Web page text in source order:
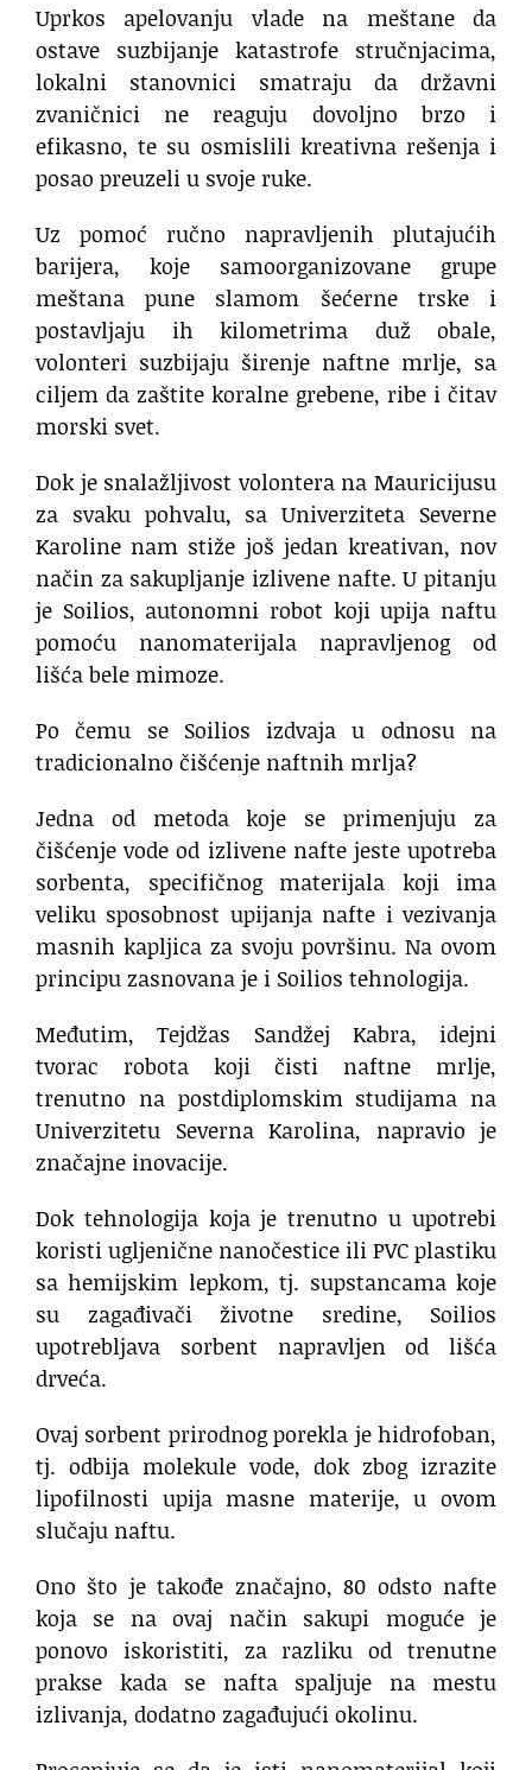
Uprkos apelovanju vlade na meštane da
ostave suzbijanje katastrofe stručnjacima,
lokalni stanovnici smatraju da državni
zvaničnici ne reaguju dovoljno brzo i
efikasno, te su osmislili kreativna rešenja i
posao preuzeli u svoje ruke.
Uz pomoć ručno napravljenih plutajućih
barijera, koje samoorganizovane grupe
meštana pune slamom šećerne trske i
postavljaju ih kilometrima duž obale,
volonteri suzbijaju širenje naftne mrlje, sa
ciljem da zaštite koralne grebene, ribe i čitav
morski svet.
Dok je snalažljivost volontera na Mauricijusu
za svaku pohvalu, sa Univerziteta Severne
Karoline nam stiže još jedan kreativan, nov
način za sakupljanje izlivene nafte. U pitanju
je Soilios, autonomni robot koji upija naftu
pomoću nanomaterijala napravljenog od
lišća bele mimoze.
Po čemu se Soilios izdvaja u odnosu na
tradicionalno čišćenje naftnih mrlja?
Jedna od metoda koje se primenjuju za
čišćenje vode od izlivene nafte jeste upotreba
sorbenta, specifičnog materijala koji ima
veliku sposobnost upijanja nafte i vezivanja
masnih kapljica za svoju površinu. Na ovom
principu zasnovana je i Soilios tehnologija.
Međutim, Tejdžas Sandžej Kabra, idejni
tvorac robota koji čisti naftne mrlje,
trenutno na postdiplomskim studijama na
Univerzitetu Severna Karolina, napravio je
značajne inovacije.
Dok tehnologija koja je trenutno u upotrebi
koristi ugljenične nanočestice ili PVC plastiku
sa hemijskim lepkom, tj. supstancama koje
su zagađivači životne sredine, Soilios
upotrebljava sorbent napravljen od lišća
drveća.
Ovaj sorbent prirodnog porekla je hidrofoban,
tj. odbija molekule vode, dok zbog izrazite
lipofilnosti upija masne materije, u ovom
slučaju naftu.
Ono što je takođe značajno, 80 odsto nafte
koja se na ovaj način sakupi moguće je
ponovo iskoristiti, za razliku od trenutne
prakse kada se nafta spaljuje na mestu
izlivanja, dodatno zagađujući okolinu.